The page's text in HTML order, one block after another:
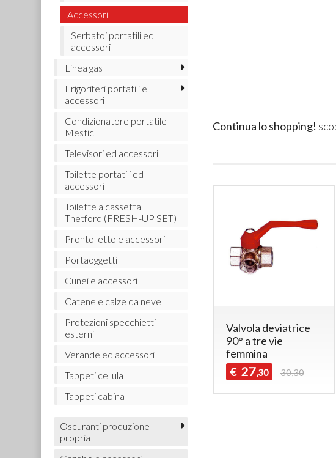
Continua lo shopping!
Valvola deviatrice
90° a tre vie
femmina
€ 27,30 30,30
Accessori
Serbatoi portatili ed
accessori
Linea gas
Frigoriferi portatili e
accessori
Condizionatore portatile
Mestic
Televisori ed accessori
Toilette portatili ed
accessori
Toilette a cassetta
Thetford (FRESH-UP SET)
Pronto letto e accessori
Portaoggetti
Cunei e accessori
Catene e calze da neve
Protezioni specchietti
esterni
Verande ed accessori
Tappeti cellula
Tappeti cabina
Oscuranti produzione
propria